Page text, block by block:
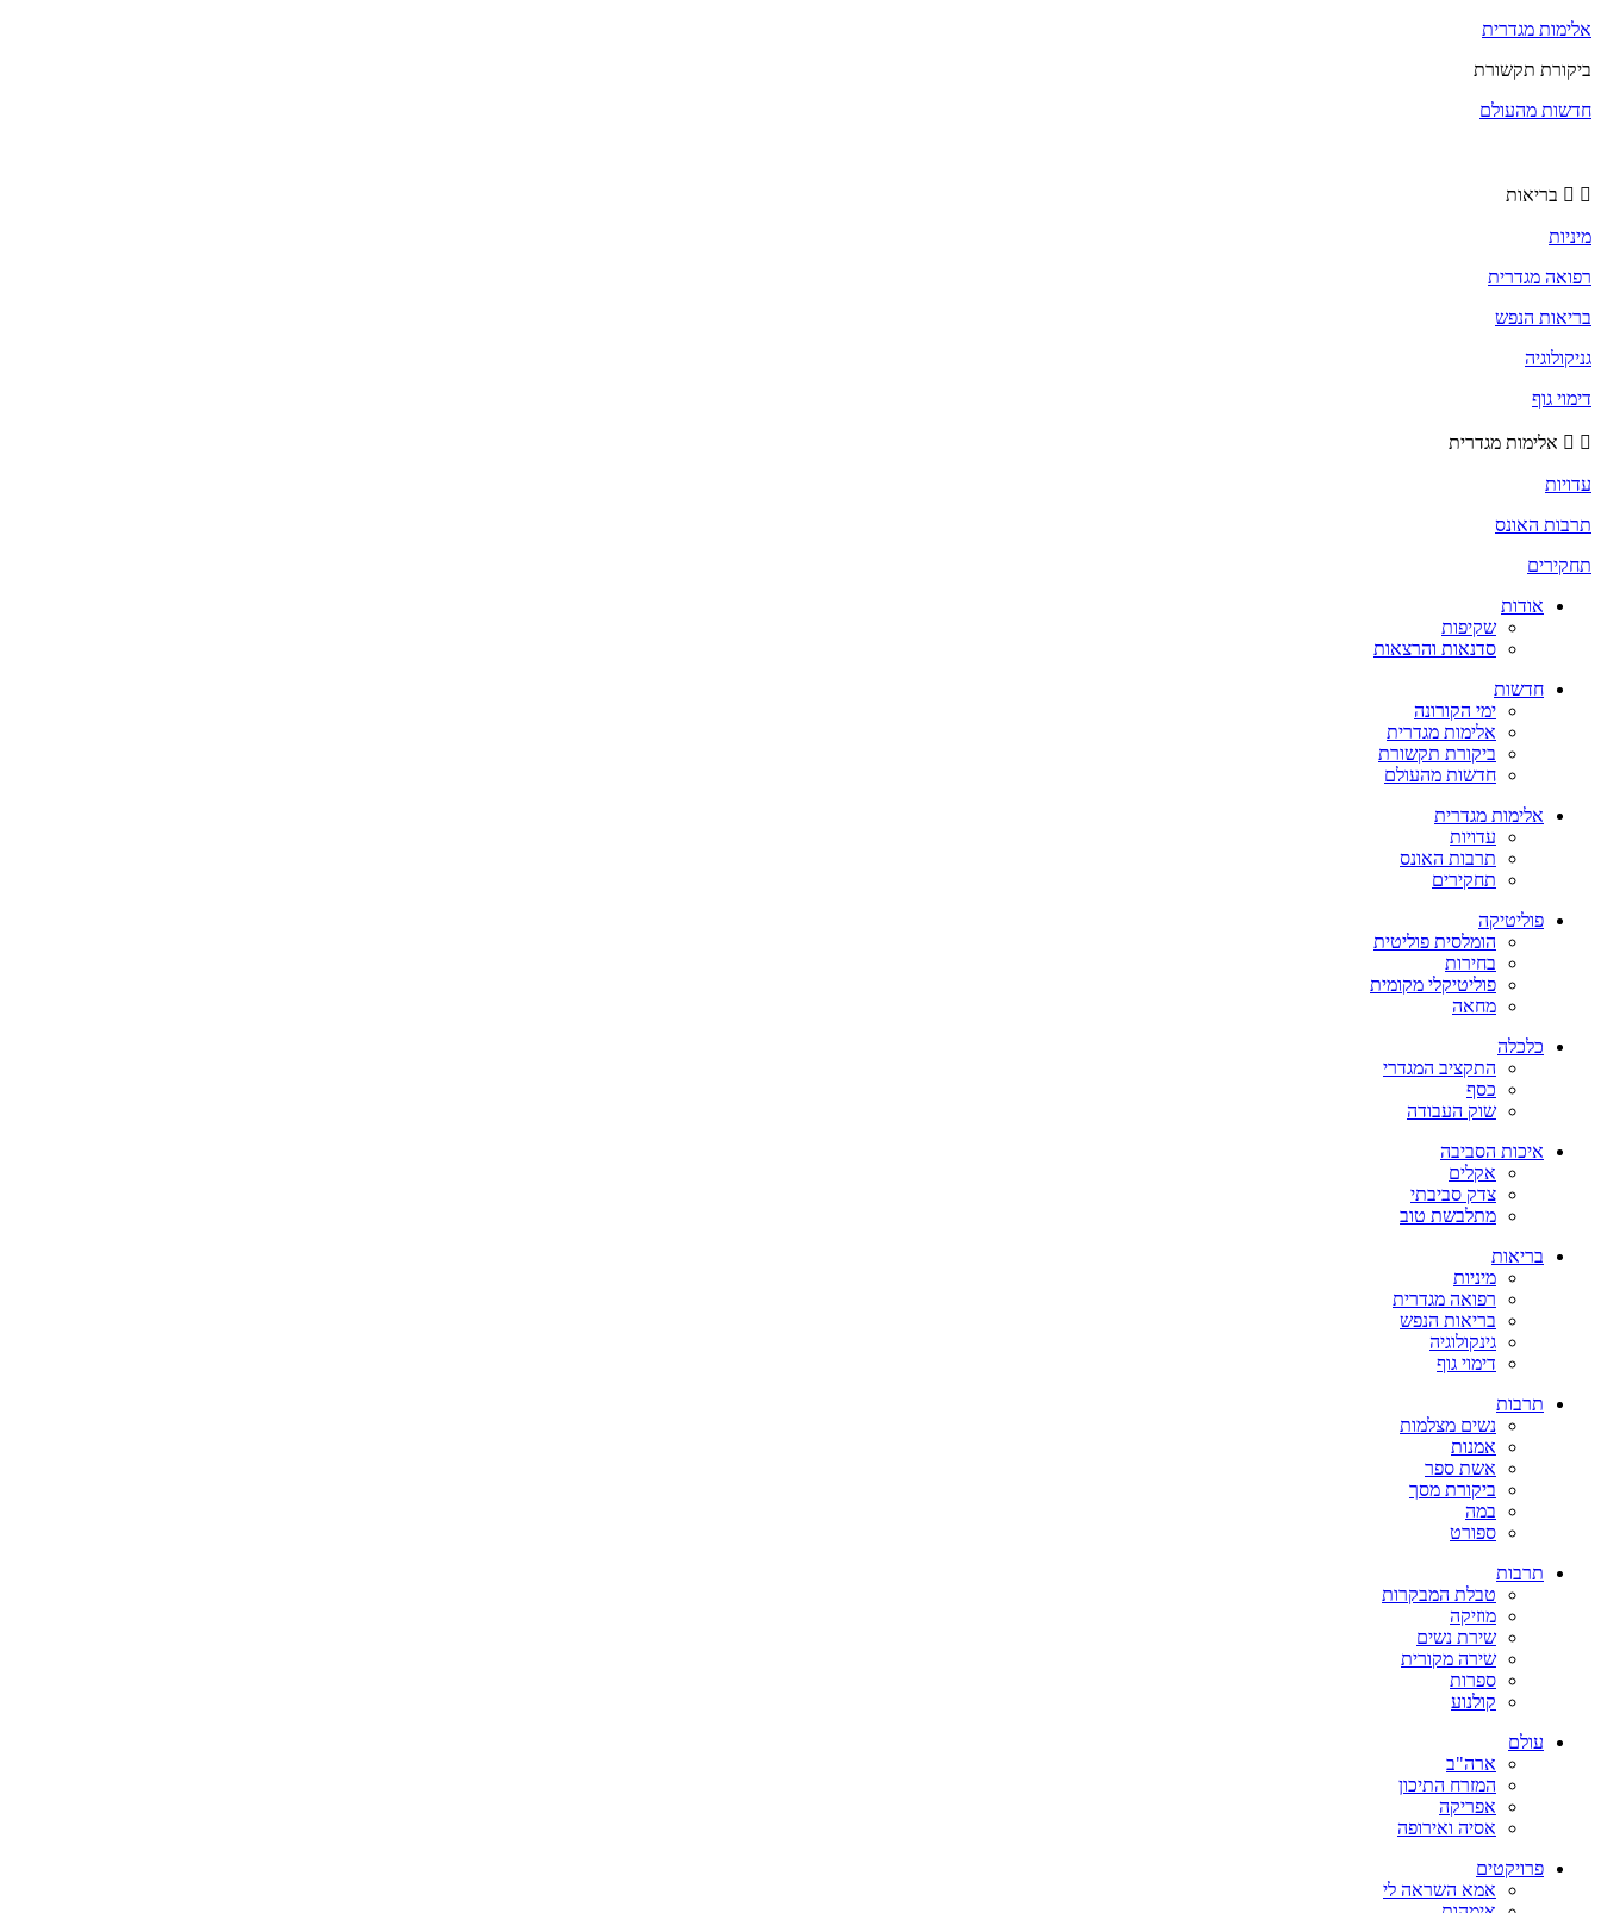
אלימות מגדרית
ביקורת תקשורת
חדשות מהעולם
בריאות
מיניות
רפואה מגדרית
בריאות הנפש
גניקולוגיה
דימוי גוף
אלימות מגדרית
עדויות
תרבות האונס
תחקירים
אודות
שקיפות
סדנאות והרצאות
חדשות
ימי הקורונה
אלימות מגדרית
ביקורת תקשורת
חדשות מהעולם
אלימות מגדרית
עדויות
תרבות האונס
תחקירים
פוליטיקה
הומלסית פוליטית
בחירות
פוליטיקלי מקומית
מחאה
כלכלה
התקציב המגדרי
כסף
שוק העבודה
איכות הסביבה
אקלים
צדק סביבתי
מתלבשת טוב
בריאות
מיניות
רפואה מגדרית
בריאות הנפש
גינקולוגיה
דימוי גוף
תרבות
נשים מצלמות
אמנות
אשת ספר
ביקורת מסך
במה
ספורט
תרבות
טבלת המבקרות
מוזיקה
שירת נשים
שירה מקורית
ספרות
קולנוע
עולם
ארה"ב
המזרח התיכון
אפריקה
אסיה ואירופה
פרויקטים
אמא השראה לי